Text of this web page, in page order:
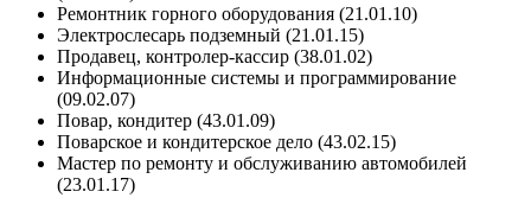
Ремонтник горного оборудования (21.01.10)
Электрослесарь подземный (21.01.15)
Продавец, контролер-кассир (38.01.02)
Информационные системы и программирование
(09.02.07)
Повар, кондитер (43.01.09)
Поварское и кондитерское дело (43.02.15)
Мастер по ремонту и обслуживанию автомобилей
(23.01.17)